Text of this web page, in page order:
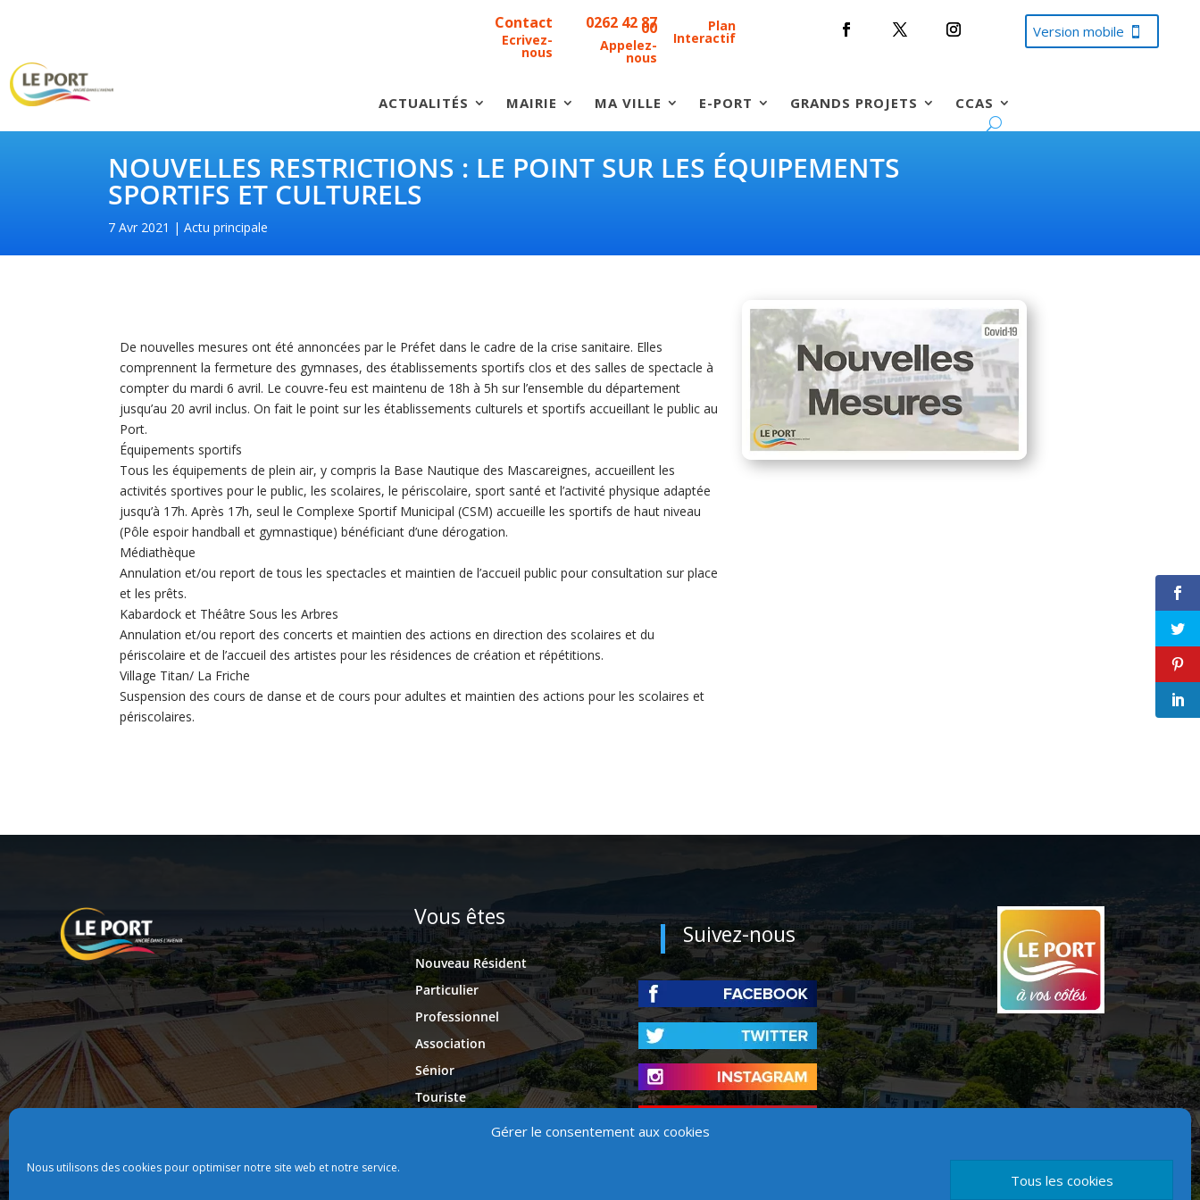
Gérer le consentement aux cookies
Nous utilisons des cookies pour optimiser notre site web et notre service.
Tous les cookies
Contact
Ecrivez-
nous
0262 42 87
00
Appelez-
nous
Plan
Interactif Version mobile
ACTUALITÉS MAIRIE MA VILLE E-PORT GRANDS PROJETS CCAS
NOUVELLES RESTRICTIONS : LE POINT SUR LES ÉQUIPEMENTS
SPORTIFS ET CULTURELS
7 Avr 2021 Actu principale
De nouvelles mesures ont été annoncées par le Préfet dans le cadre de la crise sanitaire. Elles
comprennent la fermeture des gymnases, des établissements sportifs clos et des salles de spectacle à
compter du mardi 6 avril. Le couvre-feu est maintenu de 18h à 5h sur l’ensemble du département
jusqu’au 20 avril inclus. On fait le point sur les établissements culturels et sportifs accueillant le public au
Port.
Équipements sportifs
Tous les équipements de plein air, y compris la Base Nautique des Mascareignes, accueillent les
activités sportives pour le public, les scolaires, le périscolaire, sport santé et l’activité physique adaptée
jusqu’à 17h. Après 17h, seul le Complexe Sportif Municipal (CSM) accueille les sportifs de haut niveau
(Pôle espoir handball et gymnastique) bénéficiant d’une dérogation.
Médiathèque
Annulation et/ou report de tous les spectacles et maintien de l’accueil public pour consultation sur place
et les prêts.
Kabardock et Théâtre Sous les Arbres
Annulation et/ou report des concerts et maintien des actions en direction des scolaires et du
périscolaire et de l’accueil des artistes pour les résidences de création et répétitions.
Village Titan/ La Friche
Suspension des cours de danse et de cours pour adultes et maintien des actions pour les scolaires et
périscolaires.
Vous êtes
Nouveau Résident
Particulier
Professionnel
Association
Sénior
Touriste
Suivez-nous